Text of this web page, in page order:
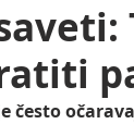
često